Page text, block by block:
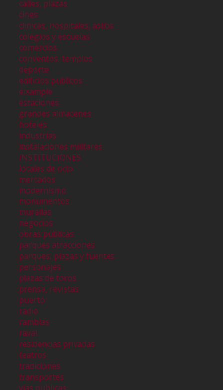
calles, plazas
cines
clinicas, hospitales, asilos
colegios y escuelas
comercios
conventos, templos
deporte
edificios publicos
eixample
estaciones
grandes almacenes
hoteles
industrias
instalaciones militares
INSTITUCIONES
locales de ocio
mercados
modernismo
monumentos
murallas
negocios
obras públicas
parques atracciones
parques, plazas y fuentes
personajes
plazas de toros
prensa, revistas
puerto
radio
ramblas
raval
residencias privadas
teatros
tradiciones
transportes
vias publicas